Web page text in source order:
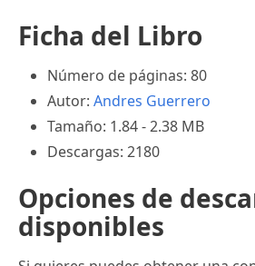
Ficha del Libro
Número de páginas: 80
Autor: Andres Guerrero
Tamaño: 1.84 - 2.38 MB
Descargas: 2180
Opciones de
disponibles